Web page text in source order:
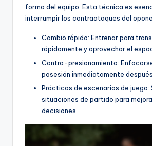
forma del equipo. Esta técnica es
interrumpir los contraataques del
Cambio rápido: Entrenar para
rápidamente y aprovechar el
Contra-presionamiento:
posesión inmediatamente
Prácticas de escenarios de juego:
situaciones de partido para
decisiones.